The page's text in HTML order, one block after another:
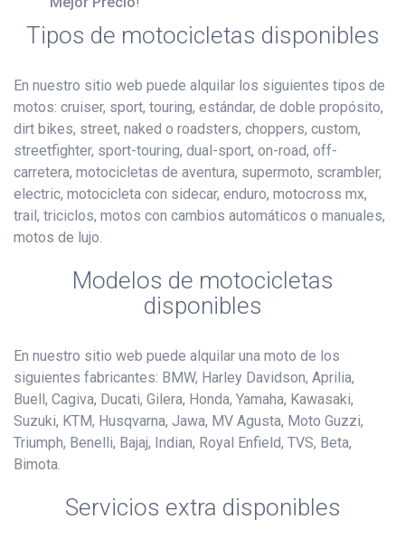
Tipos de motocicletas disponibles
En nuestro sitio web puede alquilar los siguientes tipos de
motos: cruiser, sport, touring, estándar, de doble propósito,
dirt bikes, street, naked o roadsters, choppers, custom,
streetfighter, sport-touring, dual-sport, on-road, off-
carretera, motocicletas de aventura, supermoto, scrambler,
electric, motocicleta con sidecar, enduro, motocross mx,
trail, triciclos, motos con cambios automáticos o manuales,
motos de lujo.
Modelos de motocicletas
disponibles
En nuestro sitio web puede alquilar una moto de los
siguientes fabricantes: BMW, Harley Davidson, Aprilia,
Buell, Cagiva, Ducati, Gilera, Honda, Yamaha, Kawasaki,
Suzuki, KTM, Husqvarna, Jawa, MV Agusta, Moto Guzzi,
Triumph, Benelli, Bajaj, Indian, Royal Enfield, TVS, Beta,
Bimota.
Servicios extra disponibles